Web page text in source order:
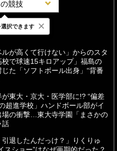
競技
間 週間
ルが高くて行けない」からのスタ
で球速15キロアップ」福島の
た「ソフトボール出身」“背番
東大・京大・医学部に!? “偏差
超進学校」ハンドボール部がイ
場の衝撃…東大寺学園「まさかの
話
引退したんだっけ？」りくりゅ
択できます ×